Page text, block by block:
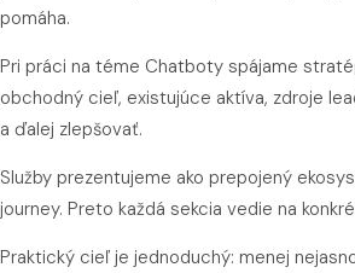
pomáha.
Pri práci na téme Chatboty spájame
obchodný cieľ, existujúce aktíva, zdroje
a ďalej zlepšovať.
Služby prezentujeme ako prepojený
journey. Preto každá sekcia vedie na
Praktický cieľ je jednoduchý: menej